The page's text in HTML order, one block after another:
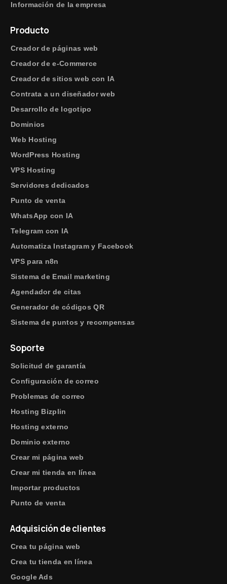
Información de la empresa
Producto
Creador de páginas web
Creador de e-Commerce
Creador de sitios web con IA
Contrata a un diseñador web
Desarrollo de logotipo
Dominios
Web Hosting
WordPress Hosting
VPS Hosting
Servidores dedicados
Punto de venta
WhatsApp con IA
Telegram con IA
Automatiza Instagram y Facebook
VPS para n8n
Sistema de Email marketing
Agendador de citas
Generador de códigos QR
Sistema de puntos y recompensas
Soporte
Solicitud de garantía
Configuración de correo
Problemas de correo
Hosting Bizplin
Hosting externo
Dominio externo
Crear mi página web
Crear mi tienda en línea
Importar productos
Punto de venta
Adquisición de clientes
Crea tu página web
Crea tu tienda en línea
Google Ads